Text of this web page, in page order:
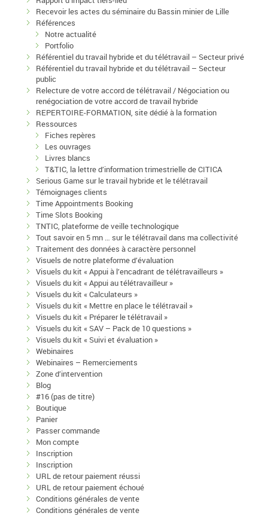
Recevoir les actes du séminaire du Bassin minier de Lille
Références
Notre actualité
Portfolio
Référentiel du travail hybride et du télétravail – Secteur privé
Référentiel du travail hybride et du télétravail – Secteur
public
Relecture de votre accord de télétravail / Négociation ou
renégociation de votre accord de travail hybride
REPERTOIRE-FORMATION, site dédié à la formation
Ressources
Fiches repères
Les ouvrages
Livres blancs
T&TIC, la lettre d’information trimestrielle de CITICA
Serious Game sur le travail hybride et le télétravail
Témoignages clients
Time Appointments Booking
Time Slots Booking
TNTIC, plateforme de veille technologique
Tout savoir en 5 mn … sur le télétravail dans ma collectivité
Traitement des données à caractère personnel
Visuels de notre plateforme d’évaluation
Visuels du kit « Appui à l’encadrant de télétravailleurs »
Visuels du kit « Appui au télétravailleur »
Visuels du kit « Calculateurs »
Visuels du kit « Mettre en place le télétravail »
Visuels du kit « Préparer le télétravail »
Visuels du kit « SAV – Pack de 10 questions »
Visuels du kit « Suivi et évaluation »
Webinaires
Webinaires – Remerciements
Zone d’intervention
Blog
#16 (pas de titre)
Boutique
Panier
Passer commande
Mon compte
Inscription
Inscription
URL de retour paiement réussi
URL de retour paiement échoué
Conditions générales de vente
Conditions générales de vente